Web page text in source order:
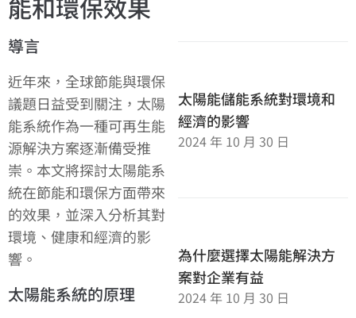
能和環保效果
導言
近年來，全球節能與環保
議題日益受到關注，太陽
能系統作為一種可再生能
源解決方案逐漸備受推
崇。本文將探討太陽能系
統在節能和環保方面帶來
的效果，並深入分析其對
環境、健康和經濟的影
響。
太陽能系統的原理
太陽能儲能系統對環境和
經濟的影響
2024 年 10 月 30 日
為什麼選擇太陽能解決方
案對企業有益
2024 年 10 月 30 日